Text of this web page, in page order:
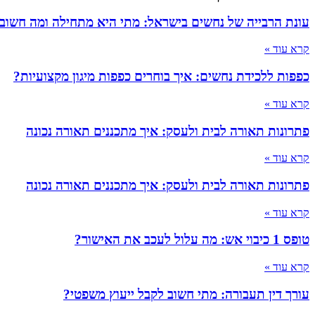
עונת הרבייה של נחשים בישראל: מתי היא מתחילה ומה
קרא עוד »
כפפות ללכידת נחשים: איך בוחרים כפפות מיגון מקצועיות?
קרא עוד »
פתרונות תאורה לבית ולעסק: איך מתכננים תאורה נכונה
קרא עוד »
פתרונות תאורה לבית ולעסק: איך מתכננים תאורה נכונה
קרא עוד »
טופס 1 כיבוי אש: מה עלול לעכב את האישור?
קרא עוד »
עורך דין תעבורה: מתי חשוב לקבל ייעוץ משפטי?